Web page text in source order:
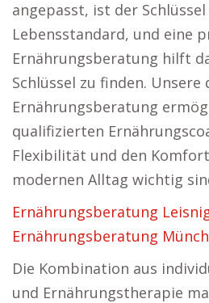
angepasst, ist der
Lebensstandard, und eine
Ernährungsberatung hilft
Schlüssel zu finden. Unsere
Ernährungsberatung
qualifizierten
Flexibilität und den
modernen Alltag wichtig
Ernährungsberatung
Ernährungsberatung
Die Kombination aus
und Ernährungstherapie